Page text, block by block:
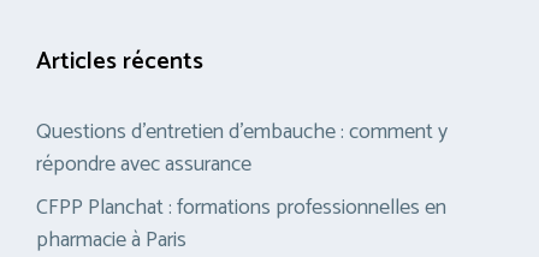
Articles récents
Questions d’entretien d’embauche : comment y
répondre avec assurance
CFPP Planchat : formations professionnelles en
pharmacie à Paris